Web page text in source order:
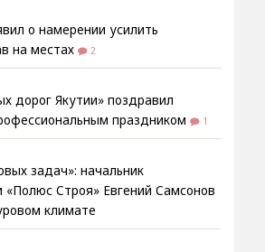
о намерении усилить
на местах
2
дорог Якутии» поздравил
праздником
1
задач»: начальник
Строя» Евгений Самсонов
климате